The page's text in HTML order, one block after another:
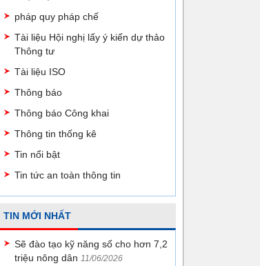
pháp quy pháp chế
Tài liệu Hội nghị lấy ý kiến dự thảo
Thông tư
Tài liệu ISO
Thông báo
Thông báo Công khai
Thông tin thống kê
Tin nổi bật
Tin tức an toàn thông tin
TIN MỚI NHẤT
Sẽ đào tạo kỹ năng số cho hơn 7,2
triệu nông dân 11/06/2026